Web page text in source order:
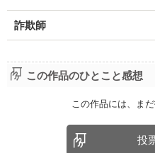
詐欺師
この作品のひとこと感想
この作品には、ま
投